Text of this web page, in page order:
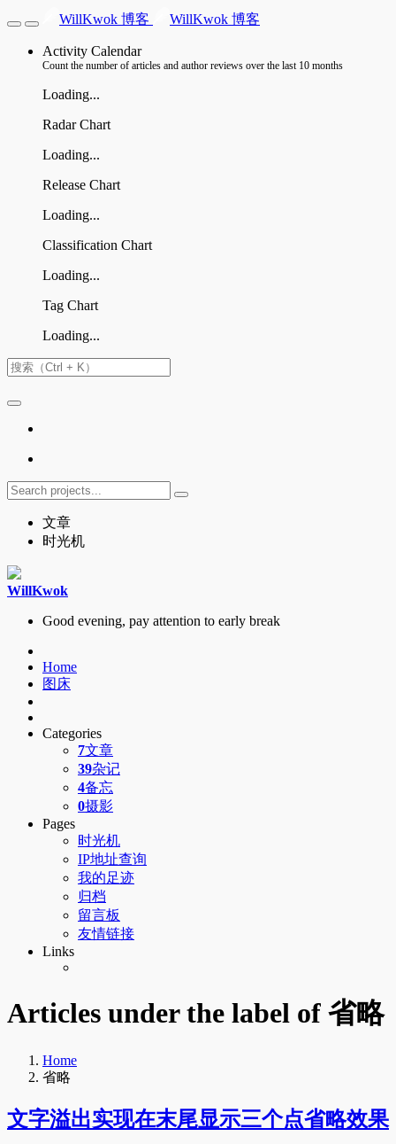
WillKwok 博客 WillKwok 博客
Activity Calendar
Count the number of articles and author reviews over the last 10 months
Loading...
Radar Chart
Loading...
Release Chart
Loading...
Classification Chart
Loading...
Tag Chart
Loading...
文章
时光机
WillKwok
Good evening, pay attention to early break
Home
图床
Categories
7文章
39杂记
4备忘
0摄影
Pages
时光机
IP地址查询
我的足迹
归档
留言板
友情链接
Links
Articles under the label of 省略
Home
省略
文字溢出实现在末尾显示三个点省略效果